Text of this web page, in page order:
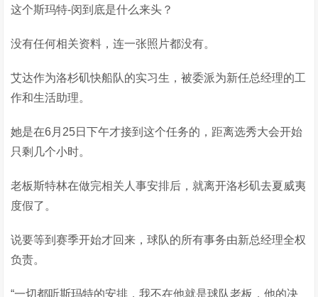
这个斯玛特-闵到底是什么来头？
没有任何相关资料，连一张照片都没有。
艾达作为洛杉矶快船队的实习生，被委派为新任总经理的工
作和生活助理。
她是在6月25日下午才接到这个任务的，距离选秀大会开始
只剩几个小时。
老板斯特林在做完相关人事安排后，就离开洛杉矶去夏威夷
度假了。
说要等到赛季开始才回来，球队的所有事务由新总经理全权
负责。
“一切都听斯玛特的安排，我不在他就是球队老板，他的决